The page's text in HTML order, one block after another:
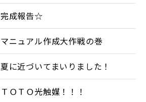
完成報告☆
マニュアル作成大作戦の巻
夏に近づいてまいりました！
ＴＯＴＯ光触媒！！！